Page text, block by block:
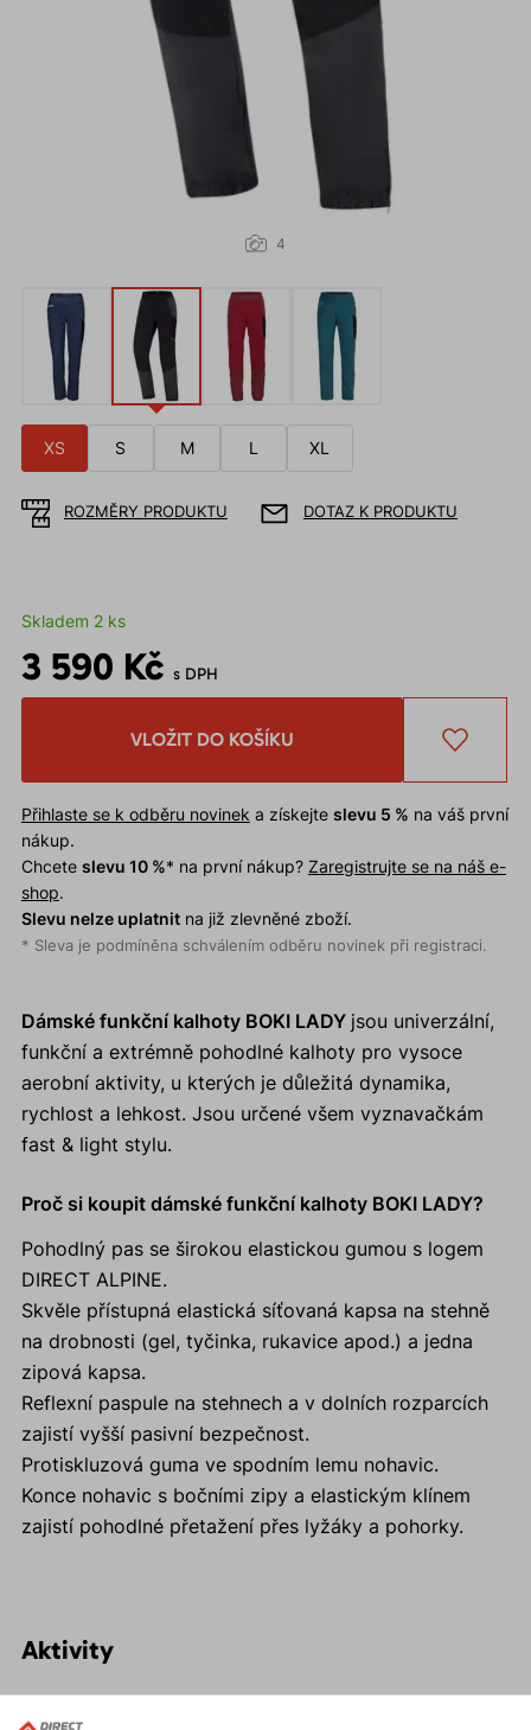
4
XS S M L XL
ROZMĚRY PRODUKTU DOTAZ K PRODUKTU
Skladem 2 ks
3 590 Kč s DPH
VLOŽIT DO KOŠÍKU
Přihlaste se k odběru novinek a získejte slevu 5 % na váš první
nákup.
Chcete slevu 10 %* na první nákup? Zaregistrujte se na náš e-
shop.
Slevu nelze uplatnitna již zlevněné zboží.
* Sleva je podmíněna schválením odběru novinek při registraci.
Dámské funkční kalhoty BOKI LADY jsou univerzální,
funkční a extrémně pohodlné kalhoty pro vysoce
aerobní aktivity, u kterých je důležitá dynamika,
rychlost a lehkost. Jsou určené všem vyznavačkám
fast & light stylu.
Proč si koupit dámské funkční kalhoty BOKI LADY?
Pohodlný pas se širokou elastickou gumou s logem
DIRECT ALPINE.
Skvěle přístupná elastická síťovaná kapsa na stehně
na drobnosti (gel, tyčinka, rukavice apod.) a jedna
zipová kapsa.
Reflexní paspule na stehnech a v dolních rozparcích
zajistí vyšší pasivní bezpečnost.
Protiskluzová guma ve spodním lemu nohavic.
Konce nohavic s bočními zipy a elastickým klínem
zajistí pohodlné přetažení přes lyžáky a pohorky.
Aktivity